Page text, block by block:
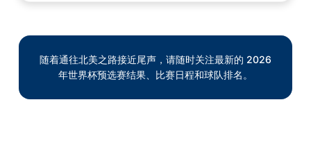
随着通往北美之路接近尾声，请随时关注最新的 2026
年世界杯预选赛结果、比赛日程和球队排名。